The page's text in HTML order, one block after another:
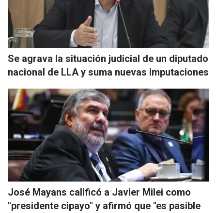
Se agrava la situación judicial de un diputado
nacional de LLA y suma nuevas imputaciones
José Mayans calificó a Javier Milei como
"presidente cipayo" y afirmó que "es pasible